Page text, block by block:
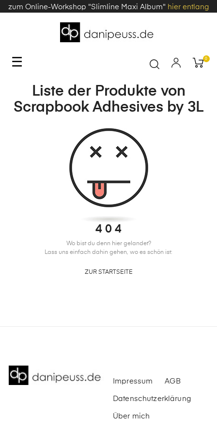
zum Online-Workshop "Slimline Maxi Album" hier entlang
Toggle
☰ 0
Liste der Produkte von
Scrapbook Adhesives by 3L
4 0 4
Wo bist du denn hier gelandet?
Lass uns einfach dahin gehen, wo es schön ist:
ZUR STARTSEITE
Impressum AGB
Datenschutzerklärung
Über mich